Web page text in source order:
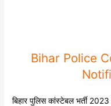
Bihar Police
बिहार पुलिस कांस्टेबल भर्ती